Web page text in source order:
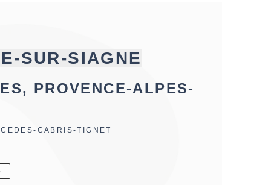
SUR-SIAGNE
PROVENCE-ALPES-
CABRIS-TIGNET